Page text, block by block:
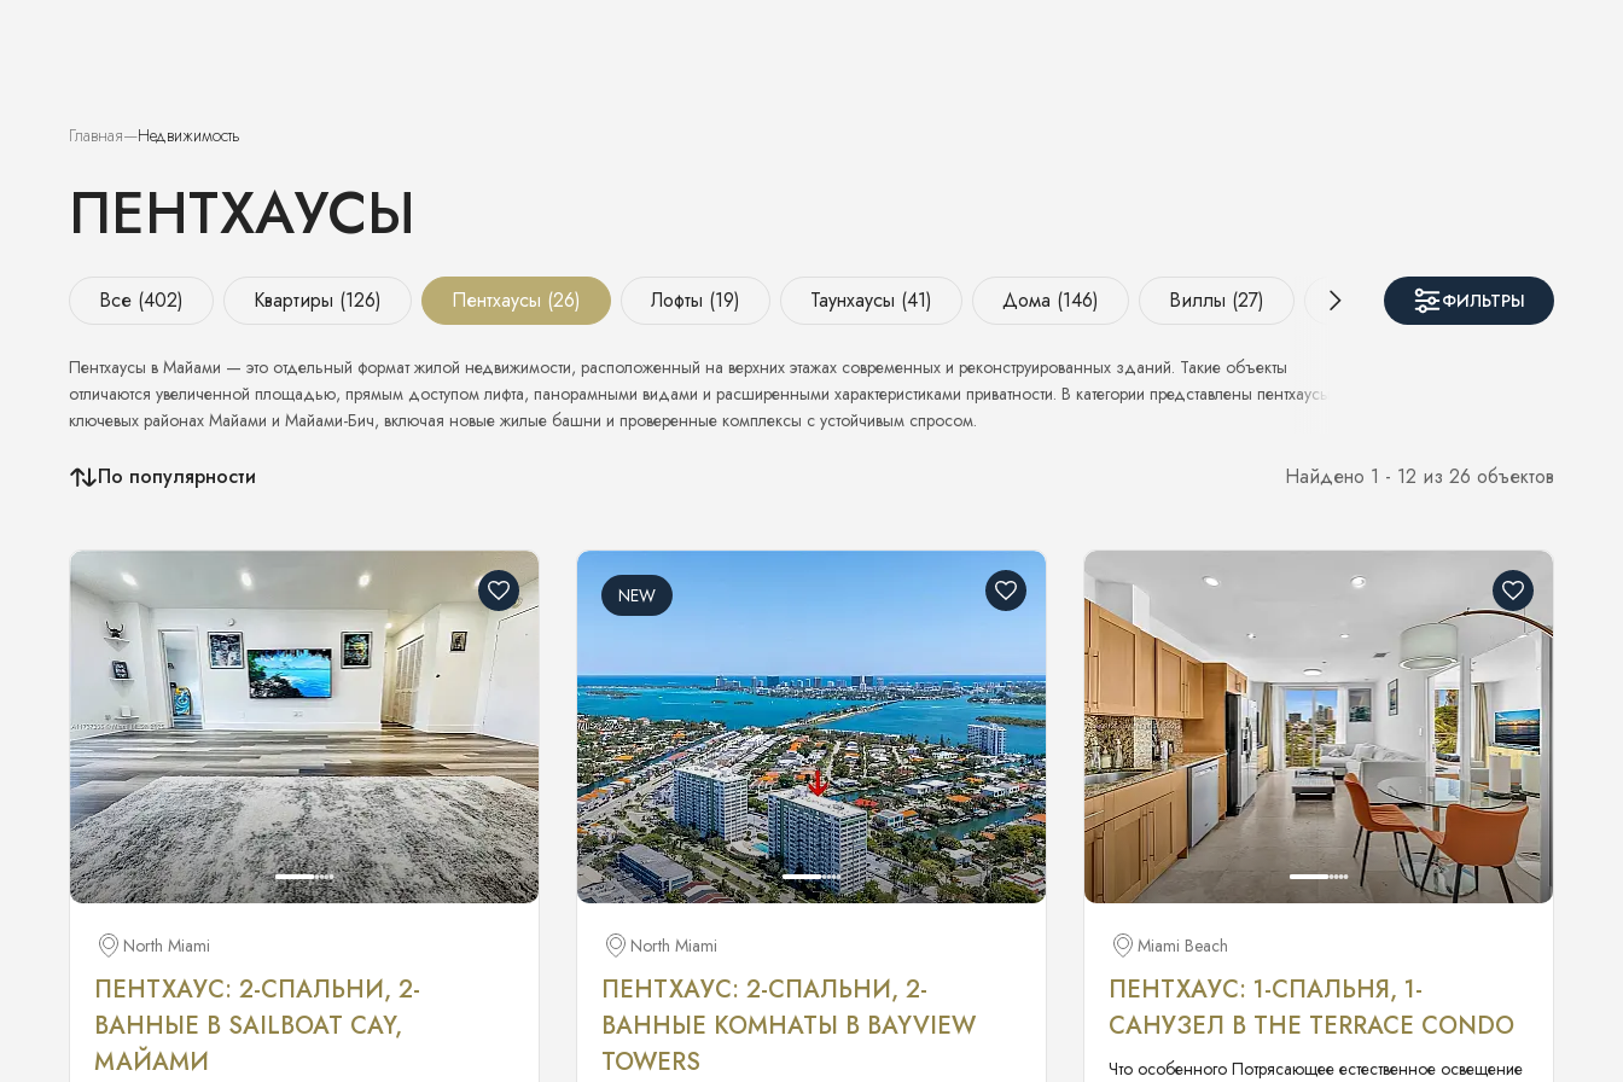
Главная Недвижимость
ПЕНТХАУСЫ
Все (402) Квартиры (126) Пентхаусы (26) Лофты (19) Таунхаусы (41) Дома (146) Виллы (27) Дуплексы (17)
Пентхаусы в Майами — это отдельный формат жилой недвижимости, расположенный на верхних этажах современных и реконструированных зданий. Такие объекты
отличаются увеличенной площадью, прямым доступом лифта, панорамными видами и расширенными характеристиками приватности. В категории представлены пентхаусы в
ключевых районах Майами и Майами-Бич, включая новые жилые башни и проверенные комплексы с устойчивым спросом.
ФИЛЬТРЫ
По популярности Найдено 1 - 12 из 26 объектов
North Miami
ПЕНТХАУС: 2-СПАЛЬНИ, 2-
ВАННЫЕ В SAILBOAT CAY,
МАЙАМИ
NEW
North Miami
ПЕНТХАУС: 2-СПАЛЬНИ, 2-
ВАННЫЕ КОМНАТЫ В BAYVIEW
TOWERS
Miami Beach
ПЕНТХАУС: 1-СПАЛЬНЯ, 1-
САНУЗЕЛ В THE TERRACE CONDO
Что особенного Потрясающее естественное освещение